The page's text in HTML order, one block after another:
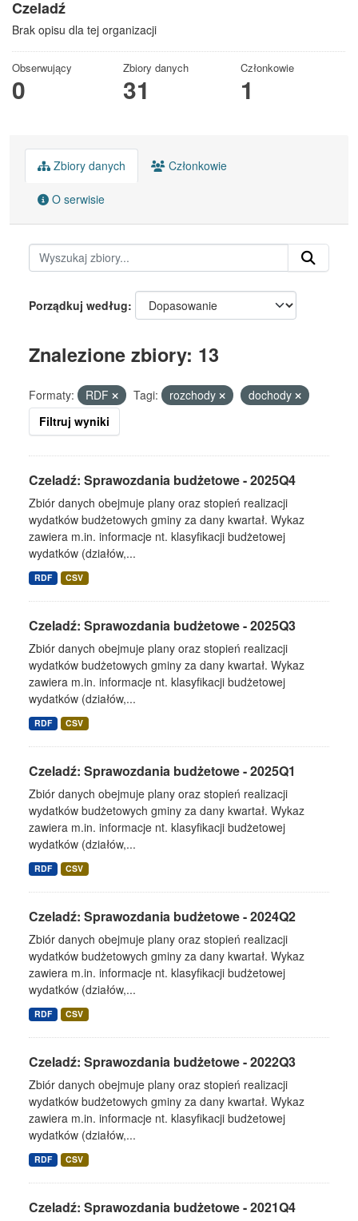
Czeladź
Brak opisu dla tej organizacji
Obserwujący
0
Zbiory danych
31
Członkowie
1
Zbiory danych Członkowie
O serwisie
Porządkuj według
Znalezione zbiory: 13
Formaty: RDF Tagi: rozchody
dochody
Filtruj wyniki
Czeladź: Sprawozdania budżetowe - 2025Q4
Zbiór danych obejmuje plany oraz stopień realizacji
wydatków budżetowych gminy za dany kwartał. Wykaz
zawiera m.in. informacje nt. klasyfikacji budżetowej
wydatków (działów,...
RDF CSV
Czeladź: Sprawozdania budżetowe - 2025Q3
Zbiór danych obejmuje plany oraz stopień realizacji
wydatków budżetowych gminy za dany kwartał. Wykaz
zawiera m.in. informacje nt. klasyfikacji budżetowej
wydatków (działów,...
RDF CSV
Czeladź: Sprawozdania budżetowe - 2025Q1
Zbiór danych obejmuje plany oraz stopień realizacji
wydatków budżetowych gminy za dany kwartał. Wykaz
zawiera m.in. informacje nt. klasyfikacji budżetowej
wydatków (działów,...
RDF CSV
Czeladź: Sprawozdania budżetowe - 2024Q2
Zbiór danych obejmuje plany oraz stopień realizacji
wydatków budżetowych gminy za dany kwartał. Wykaz
zawiera m.in. informacje nt. klasyfikacji budżetowej
wydatków (działów,...
RDF CSV
Czeladź: Sprawozdania budżetowe - 2022Q3
Zbiór danych obejmuje plany oraz stopień realizacji
wydatków budżetowych gminy za dany kwartał. Wykaz
zawiera m.in. informacje nt. klasyfikacji budżetowej
wydatków (działów,...
RDF CSV
Czeladź: Sprawozdania budżetowe - 2021Q4